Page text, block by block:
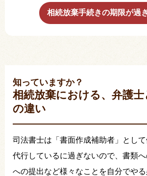
相続放棄手続きの期限が過
知っていますか？
相続放棄における、弁護
の違い
司法書士は「書面作成補助者」とし
代行しているに過ぎないので、書類
への提出など様々なことを自分でやる